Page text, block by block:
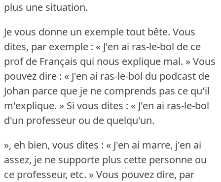
plus une situation.
Je vous donne un exemple tout bête. Vous
dites, par exemple : « J'en ai ras-le-bol de ce
prof de Français qui nous explique mal. » Vous
pouvez dire : « J'en ai ras-le-bol du podcast de
Johan parce que je ne comprends pas ce qu'il
m'explique. » Si vous dites : « J'en ai ras-le-bol
d'un professeur ou de quelqu'un.
», eh bien, vous dites : « J'en ai marre, j'en ai
assez, je ne supporte plus cette personne ou
ce professeur, etc. » Vous pouvez dire, par